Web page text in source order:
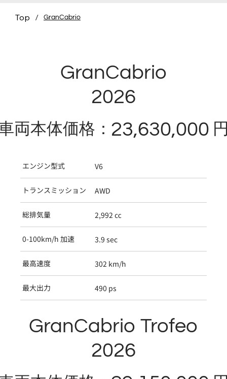
Top / GranCabrio
GranCabrio
2026
両本体価格： 23,630,000
エンジン型式 V6
総排気量 2,992 ㏄
0-100km/h 加速 3.9 sec
最高速度 302 km/h
最大出力 490 ps
トランスミッション AWD
GranCabrio Trofeo
2026